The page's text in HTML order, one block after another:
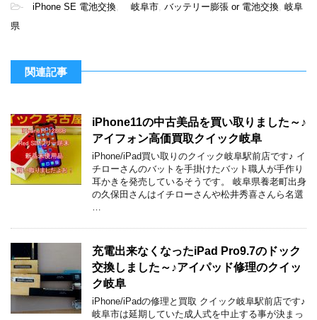
- iPhone SE 電池交換 岐阜市 バッテリー膨張 or 電池交換 岐阜
県
関連記事
iPhone11の中古美品を買い取りました～♪
アイフォン高価買取クイック岐阜
iPhone/iPad買い取りのクイック岐阜駅前店です♪ イ
チローさんのバットを手掛けたバット職人が手作り
耳かきを発売しているそうです。 岐阜県養老町出身
の久保田さんはイチローさんや松井秀喜さんら名選
充電出来なくなったiPad Pro9.7のドック
交換しました～♪アイパッド修理のクイッ
ク岐阜
iPhone/iPadの修理と買取 クイック岐阜駅前店です♪
岐阜市は延期していた成人式を中止する事が決まっ